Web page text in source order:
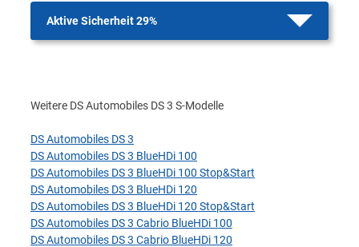
Aktive Sicherheit 29%
Weitere DS Automobiles DS 3 S-Modelle
DS Automobiles DS 3
DS Automobiles DS 3 BlueHDi 100
DS Automobiles DS 3 BlueHDi 100 Stop&Start
DS Automobiles DS 3 BlueHDi 120
DS Automobiles DS 3 BlueHDi 120 Stop&Start
DS Automobiles DS 3 Cabrio BlueHDi 100
DS Automobiles DS 3 Cabrio BlueHDi 120